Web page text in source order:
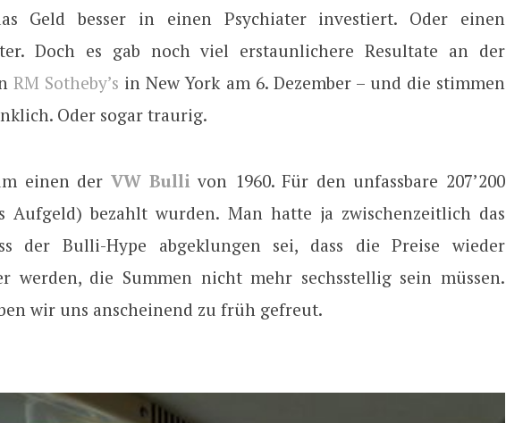
Geld besser in einen Psychiater investiert. Oder einen
Doch es gab noch viel erstaunlichere Resultate an der
RM Sotheby’s in New York am 6. Dezember – und die stimmen
Oder sogar traurig.
einen der VW Bulli von 1960. Für den unfassbare 207’200
Aufgeld) bezahlt wurden. Man hatte ja zwischenzeitlich das
der Bulli-Hype abgeklungen sei, dass die Preise wieder
werden, die Summen nicht mehr sechsstellig sein müssen.
wir uns anscheinend zu früh gefreut.